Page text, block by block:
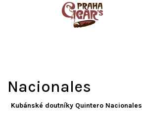
Nacionales
Kubánské doutníky Quintero Nacionales